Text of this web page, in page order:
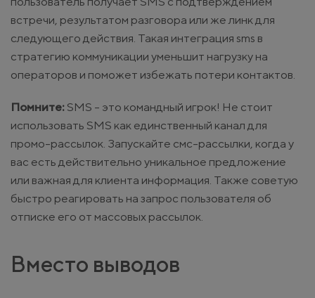
встречи, результатом разговора или же линк для
следующего действия. Такая интеграция sms в
стратегию коммуникации уменьшит нагрузку на
операторов и поможет избежать потери контактов.
Помните: SMS - это командный игрок! Не стоит
использовать SMS как единственный канал для
промо-рассылок. Запускайте смс-рассылки, когда у
вас есть действительно уникальное предложение
или важная для клиента информация. Также советую
быстро реагировать на запрос пользователя об
отписке его от массовых рассылок.
Вместо выводов